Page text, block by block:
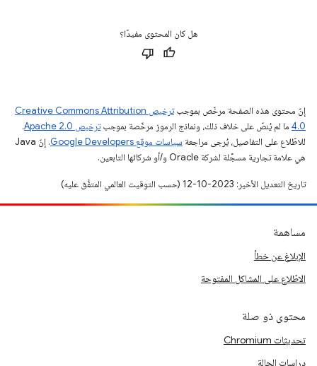
هل كان المحتوى مفيدًا؟
إنّ محتوى هذه الصفحة مرخّص بموجب
ترخيص Creative Commons Attribution
4.0‏ ما لم يُنصّ على خلاف ذلك، ونماذج الرموز مرخّصة بموجبترخيص Apache 2.0‏
.
للاطّلاع على التفاصيل، يُرجى مراجعة سياسات موقع Google Developers‏
. إنّ Java
هي علامة تجارية مسجَّلة لشركة Oracle و/أو شركائها التابعين.
تاريخ التعديل الأخير: 2023-10-12 (حسب التوقيت العالمي المتفَّق عليه)
مساهمة
الإبلاغ عن خطأ
الاطّلاع على المشاكل المفتوحة
محتوى ذو صلة
تحديثات Chromium
دراسات الحالة